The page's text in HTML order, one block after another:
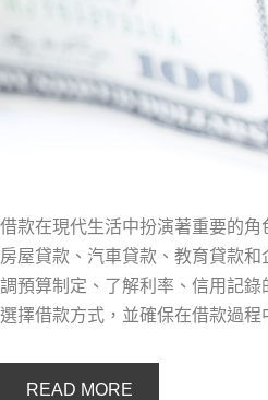
借款在現代生活中扮演著重要的
房屋貸款、汽車貸款、教育貸款
調預算制定、了解利率、信用記
選擇借款方式，並確保在借款過程
READ MORE